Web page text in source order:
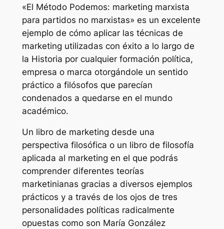
«El Método Podemos: marketing marxista
para partidos no marxistas» es un excelente
ejemplo de cómo aplicar las técnicas de
marketing utilizadas con éxito a lo largo de
la Historia por cualquier formación política,
empresa o marca otorgándole un sentido
práctico a filósofos que parecían
condenados a quedarse en el mundo
académico.
Un libro de marketing desde una
perspectiva filosófica o un libro de filosofía
aplicada al marketing en el que podrás
comprender diferentes teorías
marketinianas gracias a diversos ejemplos
prácticos y a través de los ojos de tres
personalidades políticas radicalmente
opuestas como son María González